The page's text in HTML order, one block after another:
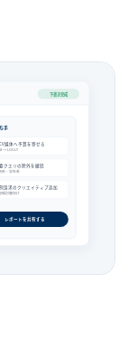
下書き完成
手
媒体へ予算を寄せる
→ LOGLY
クエリの除外を継続
系・学生系
訴求のクリエイティブ追加
検討層向け
レポートを共有する